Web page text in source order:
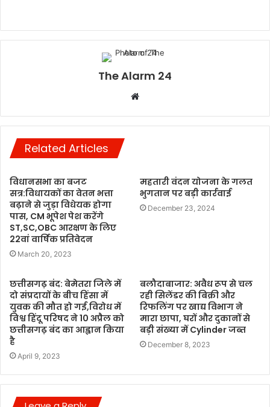
The Alarm 24
Website
Related Articles
विधानसभा का बजट
सत्र:विधायकों का वेतन भत्ता
बढ़ाने से जुड़ा विधेयक होगा
पास, CM भूपेश पेश करेंगे
ST,SC,OBC आरक्षण के लिए
22वां वार्षिक प्रतिवेदन
March 20, 2023
महतारी वंदन योजना के गलत
भुगतान पर बड़ी कार्रवाई
December 23, 2024
छत्तीसगढ़ बंद: बेमेतरा जिले में
दो संप्रदायों के बीच हिंसा में
युवक की मौत हो गई,विरोध में
विश्व हिंदू परिषद ने 10 अप्रैल को
छत्तीसगढ़ बंद का आह्वान किया
है
April 9, 2023
बलौदाबाजार: अवैध रूप से चल
रही सिलेंडर की बिक्री और
रिफलिंग पर खाद्य विभाग ने
मारा छापा, घरों और दुकानों से
बड़ी संख्या में Cylinder जब्त
December 8, 2023